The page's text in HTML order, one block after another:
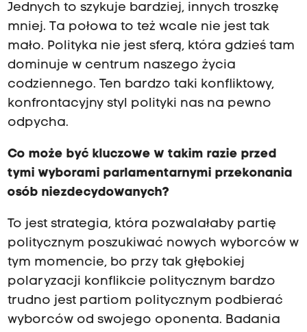
Jednych to szykuje bardziej, innych troszkę
mniej. Ta połowa to też wcale nie jest tak
mało. Polityka nie jest sferą, która gdzieś tam
dominuje w centrum naszego życia
codziennego. Ten bardzo taki konfliktowy,
konfrontacyjny styl polityki nas na pewno
odpycha.
Co może być kluczowe w takim razie przed
tymi wyborami parlamentarnymi przekonania
osób niezdecydowanych?
To jest strategia, która pozwalałaby partię
politycznym poszukiwać nowych wyborców w
tym momencie, bo przy tak głębokiej
polaryzacji konflikcie politycznym bardzo
trudno jest partiom politycznym podbierać
wyborców od swojego oponenta. Badania